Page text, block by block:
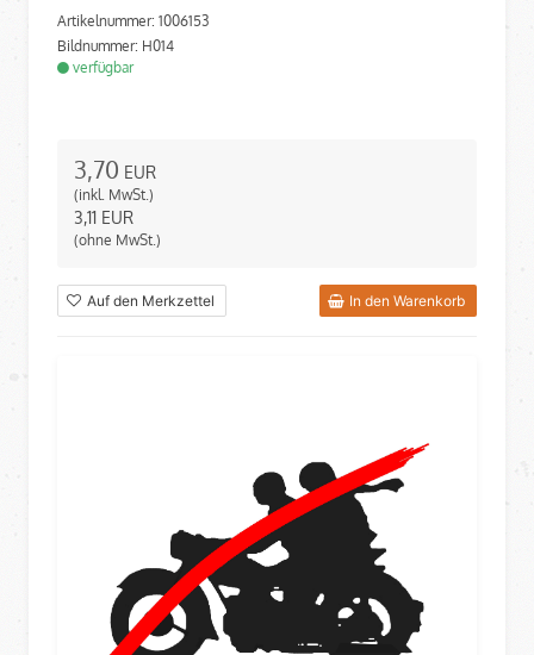
Artikelnummer: 1006153
Bildnummer: H014
verfügbar
3,70 EUR
(inkl. MwSt.)
3,11 EUR
(ohne MwSt.)
Auf den Merkzettel In den Warenkorb